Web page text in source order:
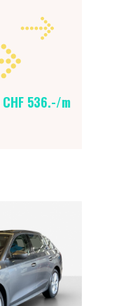
CHF 536.-/m